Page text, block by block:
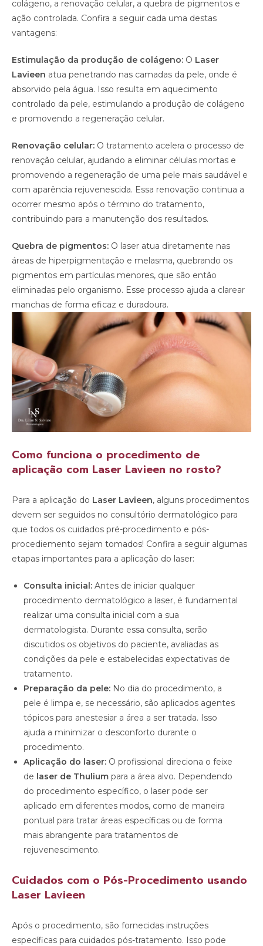
colágeno, a renovação celular, a quebra de pigmentos e
ação controlada. Confira a seguir cada uma destas
vantagens:
Estimulação da produção de colágeno: O Laser
Lavieen atua penetrando nas camadas da pele, onde é
absorvido pela água. Isso resulta em aquecimento
controlado da pele, estimulando a produção de colágeno
e promovendo a regeneração celular.
Renovação celular: O tratamento acelera o processo de
renovação celular, ajudando a eliminar células mortas e
promovendo a regeneração de uma pele mais saudável e
com aparência rejuvenescida. Essa renovação continua a
ocorrer mesmo após o término do tratamento,
contribuindo para a manutenção dos resultados.
Quebra de pigmentos: O laser atua diretamente nas
áreas de hiperpigmentação e melasma, quebrando os
pigmentos em partículas menores, que são então
eliminadas pelo organismo. Esse processo ajuda a clarear
manchas de forma eficaz e duradoura.
Como funciona o procedimento de
aplicação com Laser Lavieen no rosto?
Para a aplicação do Laser Lavieen, alguns procedimentos
devem ser seguidos no consultório dermatológico para
que todos os cuidados pré-procedimento e pós-
procediemento sejam tomados! Confira a seguir algumas
etapas importantes para a aplicação do laser:
Consulta inicial: Antes de iniciar qualquer
procedimento dermatológico a laser, é fundamental
realizar uma consulta inicial com a sua
dermatologista. Durante essa consulta, serão
discutidos os objetivos do paciente, avaliadas as
condições da pele e estabelecidas expectativas de
tratamento.
Preparação da pele: No dia do procedimento, a
pele é limpa e, se necessário, são aplicados agentes
tópicos para anestesiar a área a ser tratada. Isso
ajuda a minimizar o desconforto durante o
procedimento.
Aplicação do laser: O profissional direciona o feixe
de laser de Thulium para a área alvo. Dependendo
do procedimento específico, o laser pode ser
aplicado em diferentes modos, como de maneira
pontual para tratar áreas específicas ou de forma
mais abrangente para tratamentos de
rejuvenescimento.
Cuidados com o Pós-Procedimento usando
Laser Lavieen
Após o procedimento, são fornecidas instruções
específicas para cuidados pós-tratamento. Isso pode